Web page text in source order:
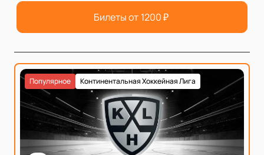
Билеты от 1200₽
Континентальная Хоккейная Лига
Популярное